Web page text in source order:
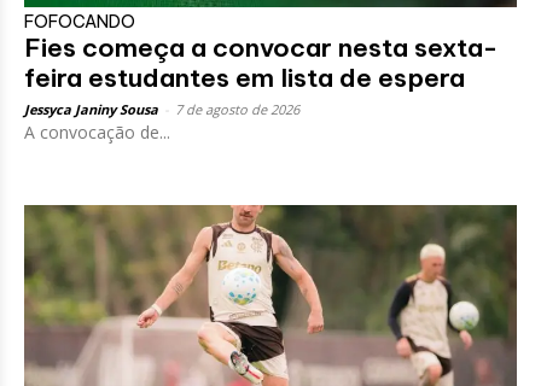
FOFOCANDO
Fies começa a convocar nesta sexta-
feira estudantes em lista de espera
Jessyca Janiny Sousa 7 de agosto de 2026
A convocação de...